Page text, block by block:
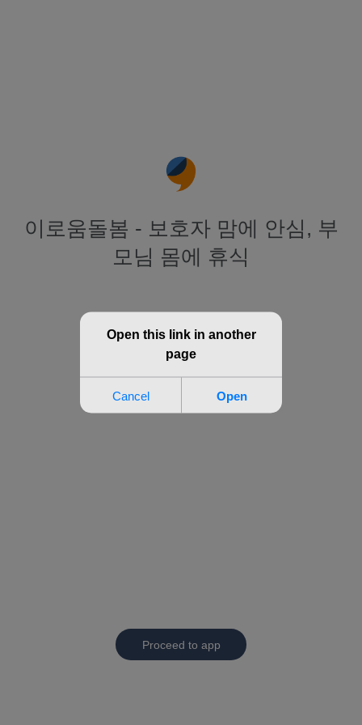
이로움돌봄 - 보호자 맘에 안심, 부
모님 몸에 휴식
Proceed to app